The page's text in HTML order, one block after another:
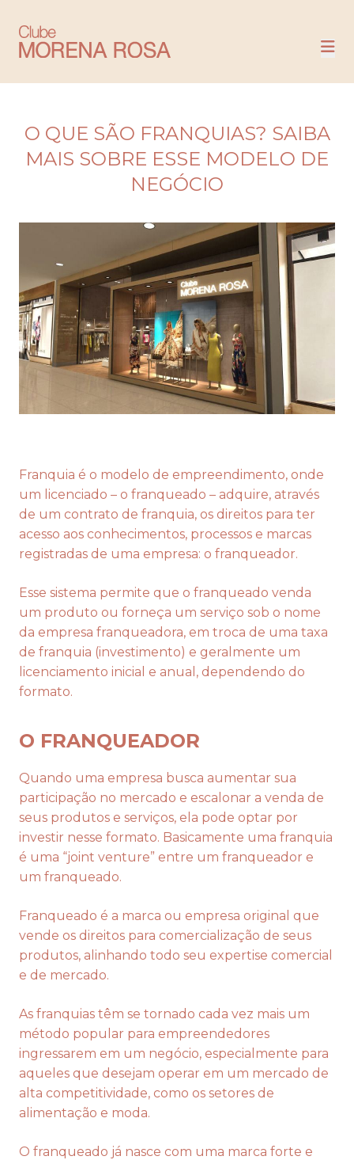
COMPRE
O QUE SÃO FRANQUIAS? SAIBA
MAIS SOBRE ESSE MODELO DE
NEGÓCIO
Franquia é o modelo de empreendimento, onde
um licenciado – o franqueado – adquire, através
de um contrato de franquia, os direitos para ter
acesso aos conhecimentos, processos e marcas
registradas de uma empresa: o franqueador.
Esse sistema permite que o franqueado venda
um produto ou forneça um serviço sob o nome
da empresa franqueadora, em troca de uma taxa
de franquia (investimento) e geralmente um
licenciamento inicial e anual, dependendo do
formato.
O FRANQUEADOR
Quando uma empresa busca aumentar sua
participação no mercado e escalonar a venda de
seus produtos e serviços, ela pode optar por
investir nesse formato. Basicamente uma franquia
é uma “joint venture” entre um franqueador e
um franqueado.
Franqueado é a marca ou empresa original que
vende os direitos para comercialização de seus
produtos, alinhando todo seu expertise comercial
e de mercado.
As franquias têm se tornado cada vez mais um
método popular para empreendedores
ingressarem em um negócio, especialmente para
aqueles que desejam operar em um mercado de
alta competitividade, como os setores de
alimentação e moda.
O franqueado já nasce com uma marca forte e